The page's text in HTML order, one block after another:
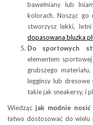
bawełniany lub
kolorach. Nosząc go
stworzysz lekki,
dopasowana bluzka
Do sportowych
elementem
grubszego
legginsy lub dresowe
takie jak sneakersy, i
Wiedząc jak modnie nosić
łatwo dostosować do